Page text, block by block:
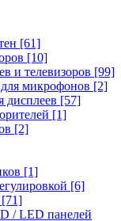
[61]
[10]
и телевизоров [99]
микрофонов [2]
дисплеев [57]
[1]
[2]
[1]
[6]
[71]
/ LED панелей